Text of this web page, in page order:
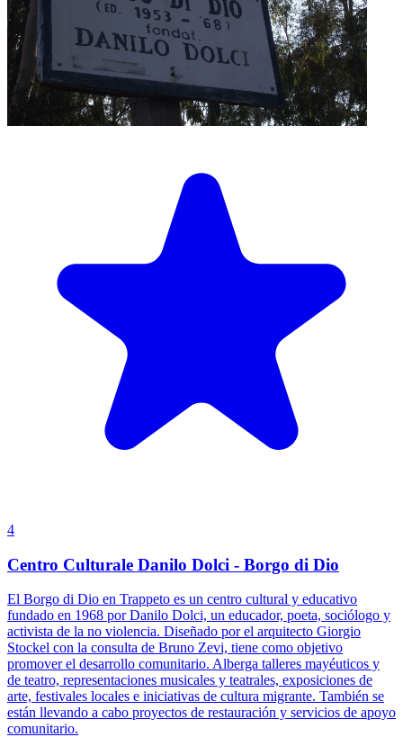
4
Centro Culturale Danilo Dolci - Borgo di Dio
El Borgo di Dio en Trappeto es un centro cultural y educativo
fundado en 1968 por Danilo Dolci, un educador, poeta, sociólogo y
activista de la no violencia. Diseñado por el arquitecto Giorgio
Stockel con la consulta de Bruno Zevi, tiene como objetivo
promover el desarrollo comunitario. Alberga talleres mayéuticos y
de teatro, representaciones musicales y teatrales, exposiciones de
arte, festivales locales e iniciativas de cultura migrante. También se
están llevando a cabo proyectos de restauración y servicios de apoyo
comunitario.